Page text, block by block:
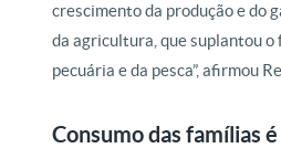
crescimento da produção e do
da agricultura, que suplantou o
pecuária e da pesca”, afirmou
Consumo das famílias